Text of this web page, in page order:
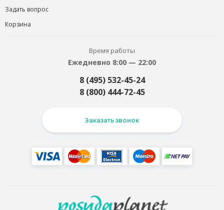
Задать вопрос
Корзина
Время работы
Ежедневно 8:00 — 22:00
8 (495) 532-45-24
8 (800) 444-72-45
Заказать звонок